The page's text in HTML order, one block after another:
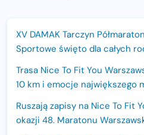
XV DAMAK Tarczyn
Sportowe święto dla całych
Trasa Nice To Fit You
10 km i emocje największego
Ruszają zapisy na Nice To Fit
okazji 48. Maratonu